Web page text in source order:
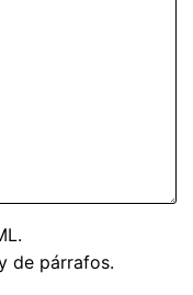
de párrafos.